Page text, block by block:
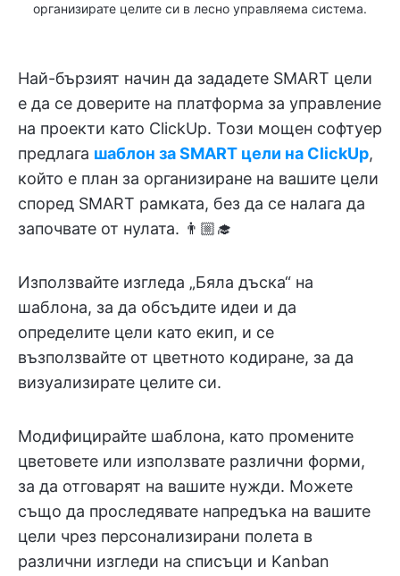
организирате целите си в лесно управляема система.
Най-бързият начин да зададете SMART цели
е да се доверите на платформа за управление
на проекти като ClickUp. Този мощен софтуер
предлага шаблон за SMART цели на ClickUp,
който е план за организиране на вашите цели
според SMART рамката, без да се налага да
започвате от нулата. 👨🏼‍🎓
Използвайте изгледа „Бяла дъска“ на
шаблона, за да обсъдите идеи и да
определите цели като екип, и се
възползвайте от цветното кодиране, за да
визуализирате целите си.
Модифицирайте шаблона, като промените
цветовете или използвате различни форми,
за да отговарят на вашите нужди. Можете
също да проследявате напредъка на вашите
цели чрез персонализирани полета в
различни изгледи на списъци и Kanban